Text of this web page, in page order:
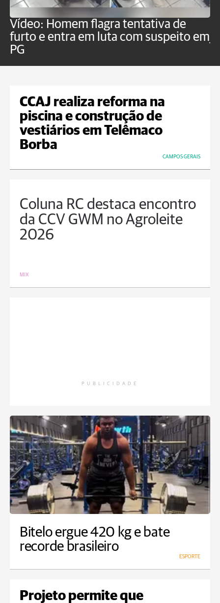
Vídeo: Homem flagra tentativa de
furto e entra em luta com suspeito em
PG
CCAJ realiza reforma na
piscina e construção de
vestiários em Telêmaco
Borba
CAMPOS GERAIS
Coluna RC destaca encontro
da CCV GWM no Agroleite
2026
MIX
PUBLICIDADE
Bitelo ergue 420 kg e bate
recorde brasileiro
ESPORTE
Projeto permite que